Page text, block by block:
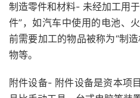
制造零件和材料- 未经加工用
件”，如汽车中使用的电池、
前需要加工的物品被称为“制
物等。
附件设备- 附件设备是资本项